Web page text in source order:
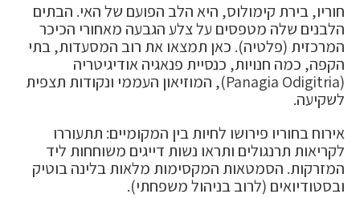
חוריו, בירת קימולוס, היא הלב הפועם של האי. הבתים
הלבנים שלה מטפסים על צלע הגבעה מאחורי הכיכר
המרכזית (פלטיה). כאן תמצאו את רוב המסעדות, בתי
הקפה, כמה חנויות, כנסיית פנאגיה אודיגיטריה
(Panagia Odigitria), המוזיאון העממי ונקודות תצפית
לשקיעה.
אירוח בחוריו פירושו לחיות בין המקומיים: תתעוררו
לקריאות תרנגולים ותראו נשות דייגים משוחחות ליד
המזרקות. הסמטאות המקסימות מלאות בלינה בוטיק
ובסטודיואים (לרוב בניהול משפחתי).